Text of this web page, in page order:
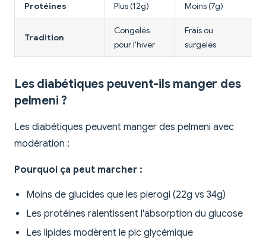
Protéines Plus (12g) Moins (7g)
Tradition
Congelés
pour l'hiver
Frais ou
surgelés
Les diabétiques peuvent-ils manger des
pelmeni ?
Les diabétiques peuvent manger des pelmeni avec
modération :
Pourquoi ça peut marcher :
Moins de glucides que les pierogi (22g vs 34g)
Les protéines ralentissent l'absorption du glucose
Les lipides modèrent le pic glycémique